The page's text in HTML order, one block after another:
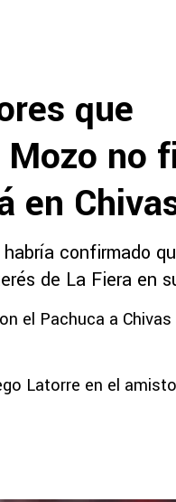
que
no
en
confirmado
de La Fiera en
el Pachuca a
Latorre en el